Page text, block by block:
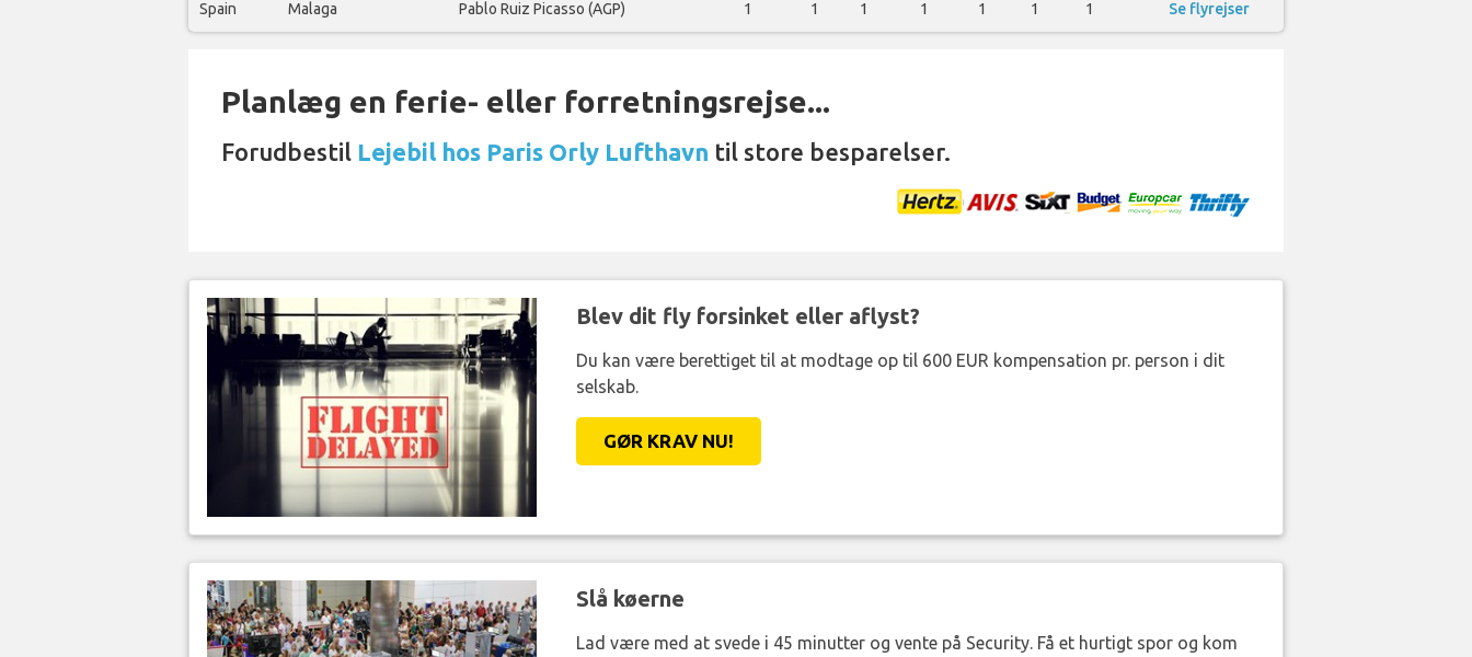
Spain Malaga Pablo Ruiz Picasso (AGP) 1 1 1 1 1 1 1 Se flyrejser
Planlæg en ferie- eller forretningsrejse...
Forudbestil Lejebil hos Paris Orly Lufthavn til store besparelser.
Blev dit fly forsinket eller aflyst?
Du kan være berettiget til at modtage op til 600 EUR kompensation pr. person i dit
selskab.
GØR KRAV NU!
Slå køerne
Lad være med at svede i 45 minutter og vente på Security. Få et hurtigt spor og kom